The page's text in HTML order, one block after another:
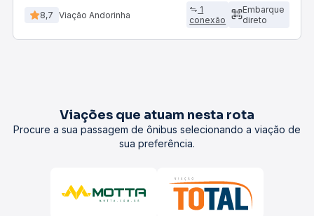
8,7 Viação Andorinha
1
conexão
Embarque
direto
Viações que atuam nesta rota
Procure a sua passagem de ônibus selecionando a viação de
sua preferência.